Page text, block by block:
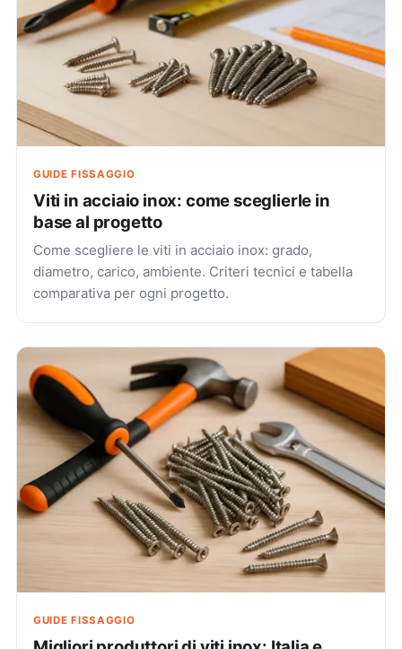
GUIDE FISSAGGIO
Viti in acciaio inox: come sceglierle in
base al progetto
Come scegliere le viti in acciaio inox: grado,
diametro, carico, ambiente. Criteri tecnici e tabella
comparativa per ogni progetto.
GUIDE FISSAGGIO